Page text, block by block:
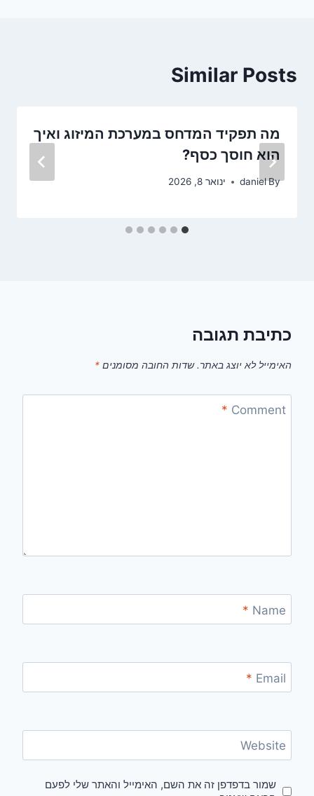
Similar Posts
מה תפקיד המדחס במערכת המיזוג ואיך
הוא חוסך כסף?
By
daniel ינואר 8, 2026
כתיבת תגובה
האימייל לא יוצג באתר. שדות החובה מסומנים *
Comment
*
Name
*
Email
*
Website
שמור בדפדפן זה את השם, האימייל והאתר שלי לפעם